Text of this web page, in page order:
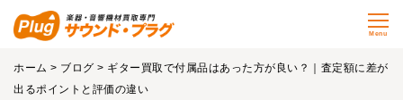
Menu
ホーム > ブログ > ギター買取で付属品はあった方が良い？｜査定額に差が
出るポイントと評価の違い